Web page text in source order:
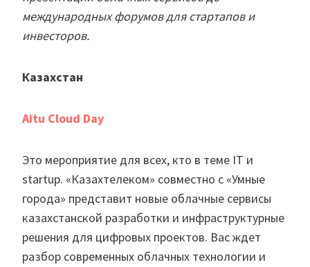
международных форумов для стартапов и
инвесторов.
Казахстан
Aitu Cloud Day
Это мероприятие для всех, кто в теме IT и
startup. «Казахтелеком» совместно с «Умные
города» представит новые облачные сервисы
казахстанской разработки и инфраструктурные
решения для цифровых проектов. Вас ждет
разбор современных облачных технологии и